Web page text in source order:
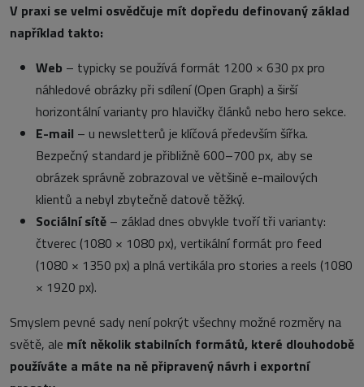
V praxi se velmi osvědčuje mít dopředu definovaný základ
například takto:
Web – typicky se používá formát 1200 × 630 px pro
náhledové obrázky při sdílení (Open Graph) a širší
horizontální varianty pro hlavičky článků nebo hero sekce.
E-mail – u newsletterů je klíčová především šířka.
Bezpečný standard je přibližně 600–700 px, aby se
obrázek správně zobrazoval ve většině e-mailových
klientů a nebyl zbytečně datově těžký.
Sociální sítě – základ dnes obvykle tvoří tři varianty:
čtverec (1080 × 1080 px), vertikální formát pro feed
(1080 × 1350 px) a plná vertikála pro stories a reels (1080
× 1920 px).
Smyslem pevné sady není pokrýt všechny možné rozměry na
světě, ale mít několik stabilních formátů, které dlouhodobě
používáte a máte na ně připravený návrh i exportní